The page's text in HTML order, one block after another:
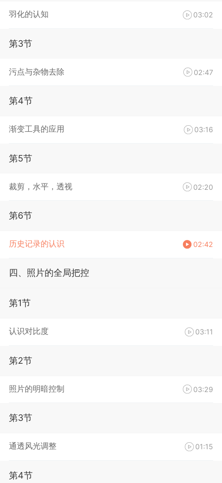
羽化的认知 03:02
第3节
污点与杂物去除 02:47
第4节
渐变工具的应用 03:16
第5节
裁剪，水平，透视 02:20
第6节
历史记录的认识 02:42
四、照片的全局把控
第1节
认识对比度 03:11
第2节
照片的明暗控制 03:29
第3节
通透风光调整 01:15
第4节